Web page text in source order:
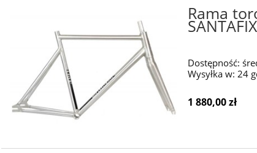
Rama
Dostępność:
Wysyłka w: 24
1 880,00 zł